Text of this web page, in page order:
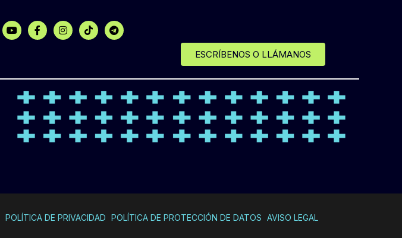
ESCRÍBENOS O LLÁMANOS
POLÍTICA DE PRIVACIDAD POLÍTICA DE PROTECCIÓN DE DATOS AVISO LEGAL